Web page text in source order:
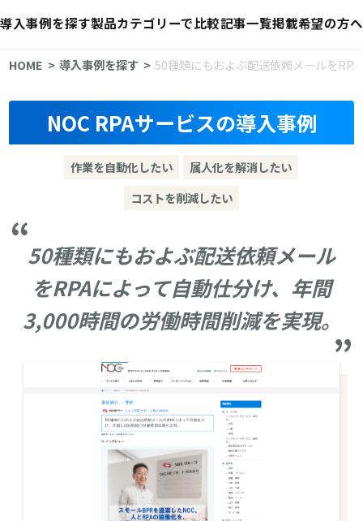
導入事例を探す製品カテゴリーで比較記事一覧掲載希望の方へ
HOME 導入事例を探す 50種類にもおよぶ配送依頼メールを
NOC RPAサービスの導入事例
作業を自動化したい
属人化を解消したい
コストを削減したい
50種類にもおよぶ配送依頼メール
をRPAによって自動仕分け、年間
3,000時間の労働時間削減を実現。